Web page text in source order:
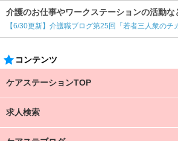
介護のお仕事やワークステーションの活動な
【6/30更新】介護職ブログ第25回「若者三人衆のチ
コンテンツ
ケアステーションTOP
求人検索